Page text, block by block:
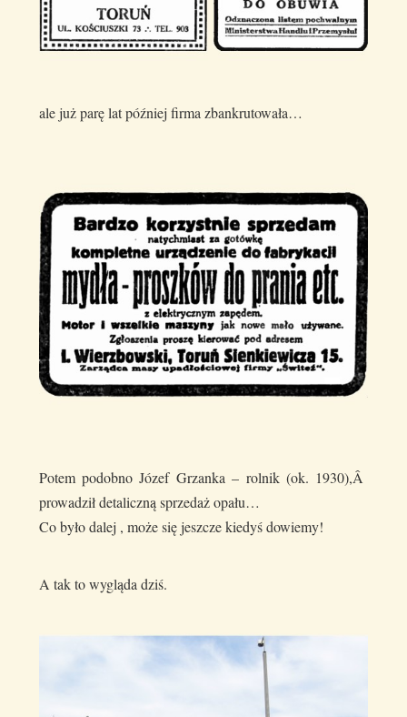
ale już parę lat później firma zbankrutowała…
Potem podobno Józef Grzanka – rolnik (ok. 1930),Â
prowadził detaliczną sprzedaż opału…
Co było dalej , może się jeszcze kiedyś dowiemy!
A tak to wygląda dziś.